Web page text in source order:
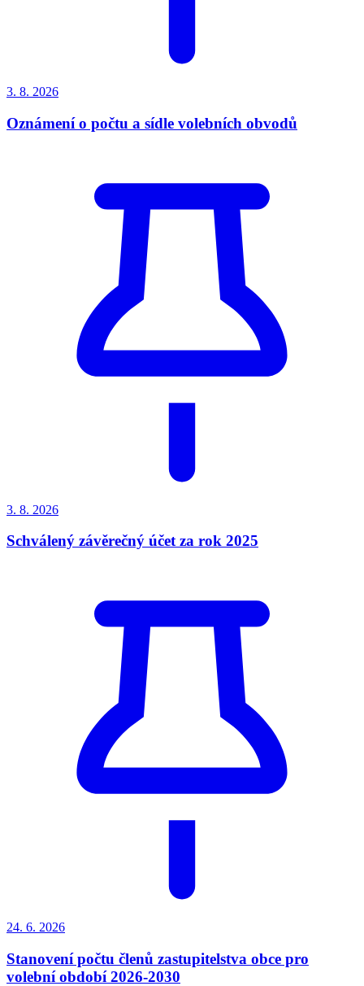
3. 8. 2026
Oznámení o počtu a sídle volebních obvodů
3. 8. 2026
Schválený závěrečný účet za rok 2025
24. 6. 2026
Stanovení počtu členů zastupitelstva obce pro
volební období 2026-2030